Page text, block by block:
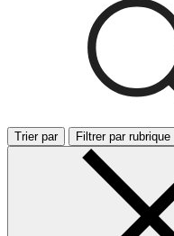
Trier par Filtrer par rubrique